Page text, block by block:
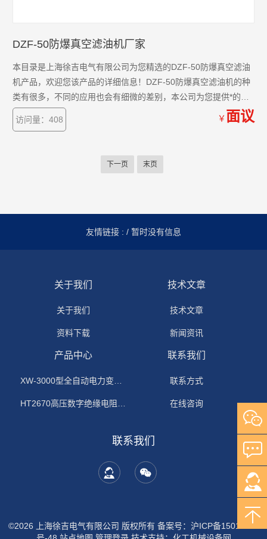
DZF-50防爆真空滤油机厂家
本目录是上海徐吉电气有限公司为您精选的DZF-50防爆真空滤油
机产品，欢迎您该产品的详细信息！DZF-50防爆真空滤油机的种
类有很多，不同的应用也会有细微的差别，本公司为您提供*的解
决方案。
访问量：408
￥ 面议
下一页 末页
友情链接 : / 暂时没有信息
关于我们
关于我们
资料下载
技术文章
技术文章
新闻资讯
产品中心 联系我们
联系方式
在线咨询
联系我们
©2026 上海徐吉电气有限公司 版权所有 备案号：沪ICP备15015674